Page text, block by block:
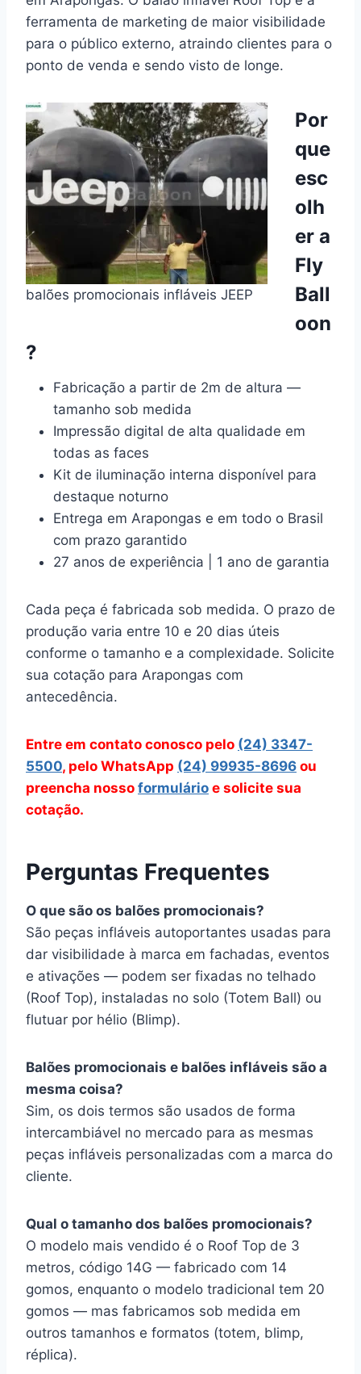
ferramenta de marketing de maior visibilidade
para o público externo, atraindo clientes para o
ponto de venda e sendo visto de longe.
balões promocionais infláveis JEEP
Por
que
esc
olh
er a
Fly
Ball
oon
?
Fabricação a partir de 2m de altura —
tamanho sob medida
Impressão digital de alta qualidade em
todas as faces
Kit de iluminação interna disponível para
destaque noturno
Entrega em Arapongas e em todo o Brasil
com prazo garantido
27 anos de experiência | 1 ano de garantia
Cada peça é fabricada sob medida. O prazo de
produção varia entre 10 e 20 dias úteis
conforme o tamanho e a complexidade. Solicite
sua cotação para Arapongas com
antecedência.
Entre em contato conosco pelo (24) 3347-
5500, pelo WhatsApp (24) 99935-8696 ou
preencha nosso formulário e solicite sua
cotação.
Perguntas Frequentes
O que são os balões promocionais?
São peças infláveis autoportantes usadas para
dar visibilidade à marca em fachadas, eventos
e ativações — podem ser fixadas no telhado
(Roof Top), instaladas no solo (Totem Ball) ou
flutuar por hélio (Blimp).
Balões promocionais e balões infláveis são a
mesma coisa?
Sim, os dois termos são usados de forma
intercambiável no mercado para as mesmas
peças infláveis personalizadas com a marca do
cliente.
Qual o tamanho dos balões promocionais?
O modelo mais vendido é o Roof Top de 3
metros, código 14G — fabricado com 14
gomos, enquanto o modelo tradicional tem 20
gomos — mas fabricamos sob medida em
outros tamanhos e formatos (totem, blimp,
réplica).